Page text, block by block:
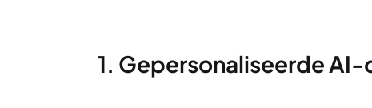
1. Gepersonaliseerde